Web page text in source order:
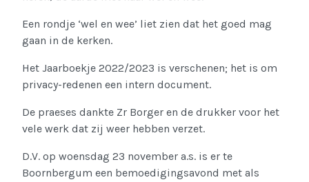
Een rondje ‘wel en wee’ liet zien dat het goed mag
gaan in de kerken.
Het Jaarboekje 2022/2023 is verschenen; het is om
privacy-redenen een intern document.
De praeses dankte Zr Borger en de drukker voor het
vele werk dat zij weer hebben verzet.
D.V. op woensdag 23 november a.s. is er te
Boornbergum een bemoedigingsavond met als